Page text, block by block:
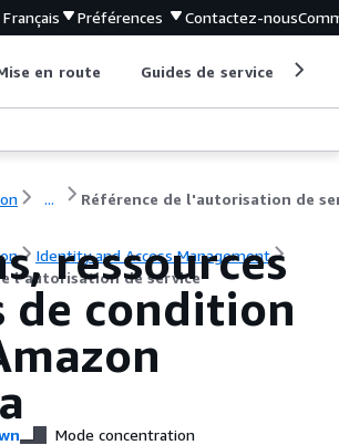
Français Préférences Contactez-nous
en route Guides de service
...
Identity and Access Management
l'autorisation de service
ressources
de condition
Mode concentration